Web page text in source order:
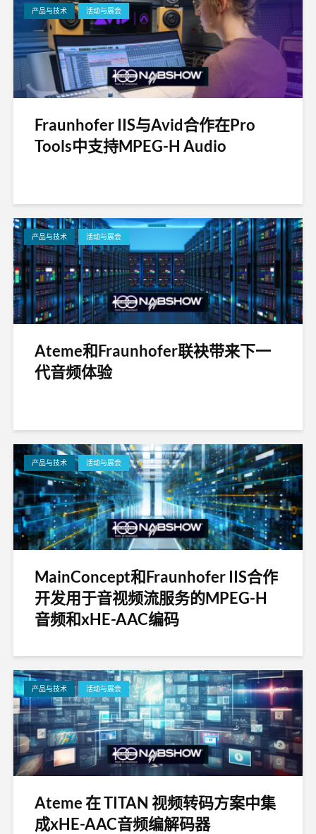
产品与技术 活动与展会
Fraunhofer IIS与Avid合作在Pro
Tools中支持MPEG-H Audio
产品与技术 活动与展会
Ateme和Fraunhofer联袂带来下一
代音频体验
产品与技术 活动与展会
MainConcept和Fraunhofer IIS合作
开发用于音视频流服务的MPEG-H
音频和xHE-AAC编码
产品与技术 活动与展会
Ateme 在 TITAN 视频转码方案中集
成xHE-AAC音频编解码器